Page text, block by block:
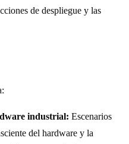
de despliegue y las
industrial: Escenarios
del hardware y la